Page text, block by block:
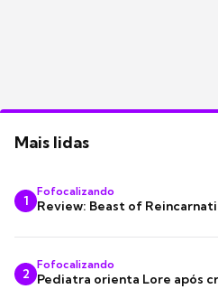
Mais lidas
1
Fofocalizando
Review: Beast of
2
Fofocalizando
Pediatra orienta Lore após